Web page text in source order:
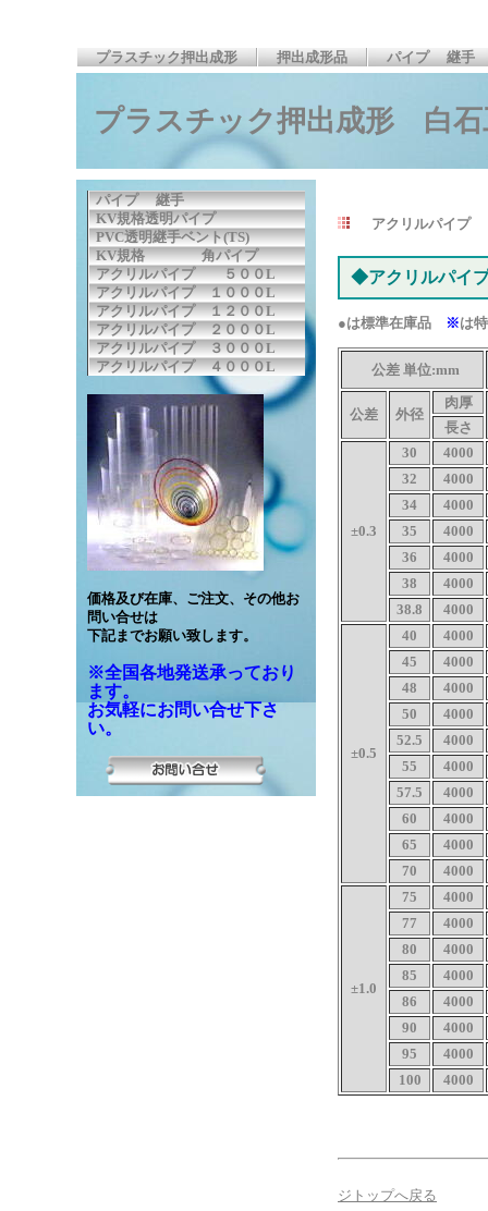
プラスチック押出成形 押出成形品 パイプ 　継手
プラスチック押出成形 白石
パイプ 継手
KV規格透明パイプ
PVC透明継手ベント(TS)
KV規格 角パイプ
アクリルパイプ ５００L
アクリルパイプ １０００L
アクリルパイプ １２００L
アクリルパイプ ２０００L
アクリルパイプ ３０００L
アクリルパイプ ４０００L
価格及び在庫、ご注文、その他お
問い合せは
下記までお願い致します。
※全国各地発送承っており
ます。
お気軽にお問い合せ下さ
い。
アクリルパイプ
◆アクリルパイ
●は標準在庫品 ※は
公差 単位:mm
公差 外径
肉厚
長さ
±0.3
30
4000
32
4000
34
4000
35
4000
36
4000
38
4000
38.8
4000
±0.5
40
4000
45
4000
48
4000
50
4000
52.5
4000
55
4000
57.5
4000
60
4000
65
4000
70
4000
±1.0
75
4000
77
4000
80
4000
85
4000
86
4000
90
4000
95
4000
100
4000
ジトップへ戻る